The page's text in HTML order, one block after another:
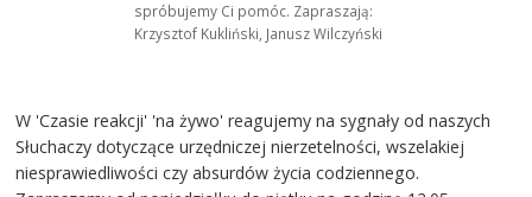
spróbujemy Ci pomóc. Zapraszają:
Krzysztof Kukliński, Janusz Wilczyński
W 'Czasie reakcji' 'na żywo' reagujemy na sygnały od naszych
Słuchaczy dotyczące urzędniczej nierzetelności, wszelakiej
niesprawiedliwości czy absurdów życia codziennego.